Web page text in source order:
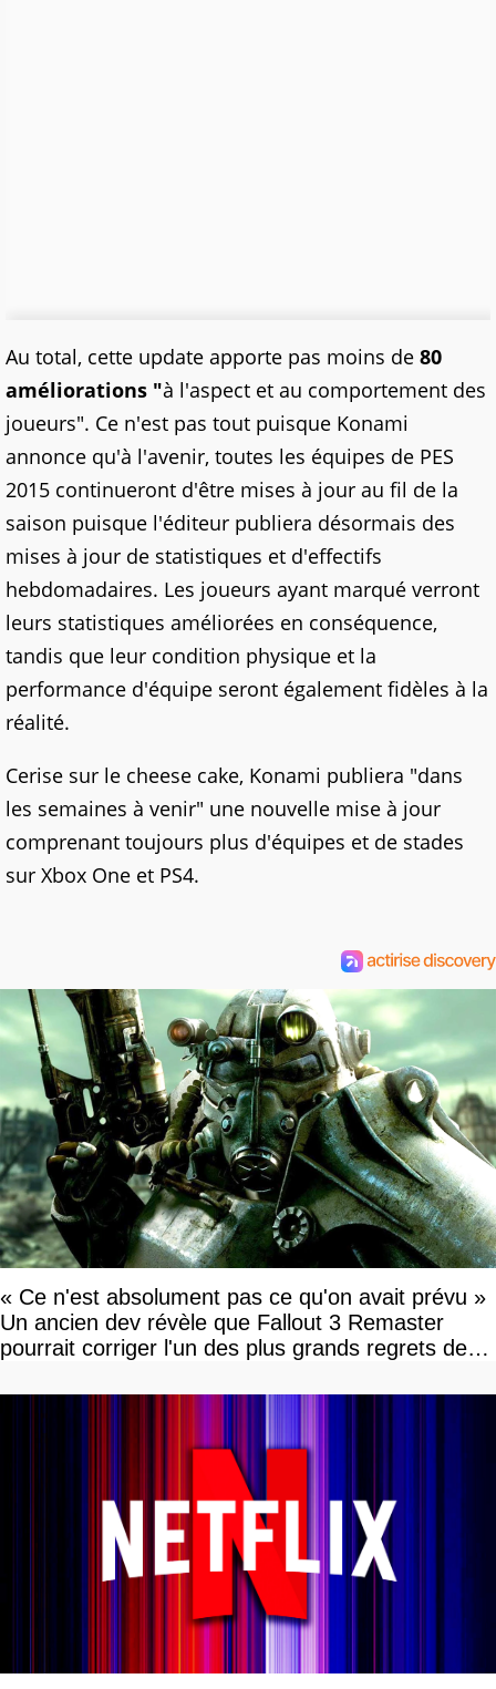
Au total, cette update apporte pas moins de 80
améliorations "à l'aspect et au comportement des
joueurs". Ce n'est pas tout puisque Konami
annonce qu'à l'avenir, toutes les équipes de PES
2015 continueront d'être mises à jour au fil de la
saison puisque l'éditeur publiera désormais des
mises à jour de statistiques et d'effectifs
hebdomadaires. Les joueurs ayant marqué verront
leurs statistiques améliorées en conséquence,
tandis que leur condition physique et la
performance d'équipe seront également fidèles à la
réalité.
Cerise sur le cheese cake, Konami publiera "dans
les semaines à venir" une nouvelle mise à jour
comprenant toujours plus d'équipes et de stades
sur Xbox One et PS4.
« Ce n'est absolument pas ce qu'on avait prévu »
Un ancien dev révèle que Fallout 3 Remaster
pourrait corriger l'un des plus grands regrets de